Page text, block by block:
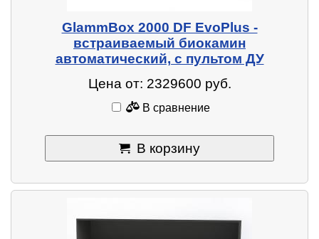
GlammBox 2000 DF EvoPlus -
встраиваемый биокамин
автоматический, с пультом ДУ
Цена от: 2329600 руб.
В сравнение
В корзину